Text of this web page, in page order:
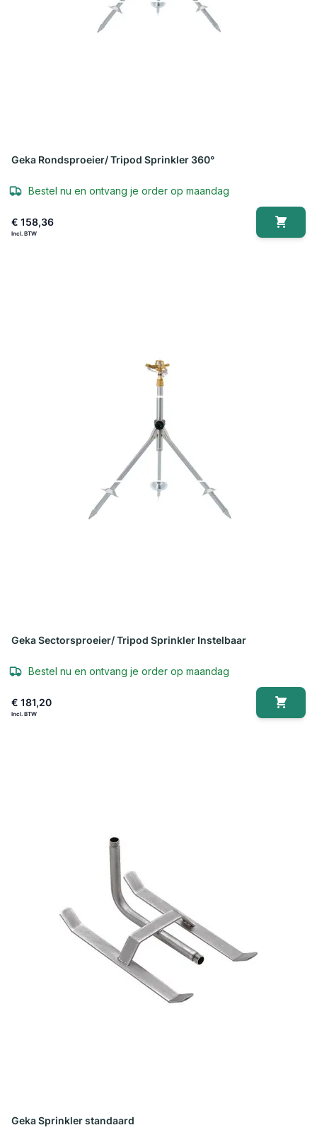
Geka Rondsproeier/ Tripod Sprinkler 360°
Bestel nu en ontvang je order op maandag
€ 158,36
Geka Sectorsproeier/ Tripod Sprinkler Instelbaar
Bestel nu en ontvang je order op maandag
€ 181,20
Geka Sprinkler standaard